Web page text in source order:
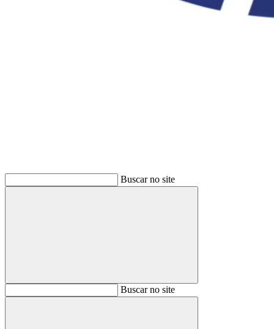
Buscar no site
BuscarBuscar no site